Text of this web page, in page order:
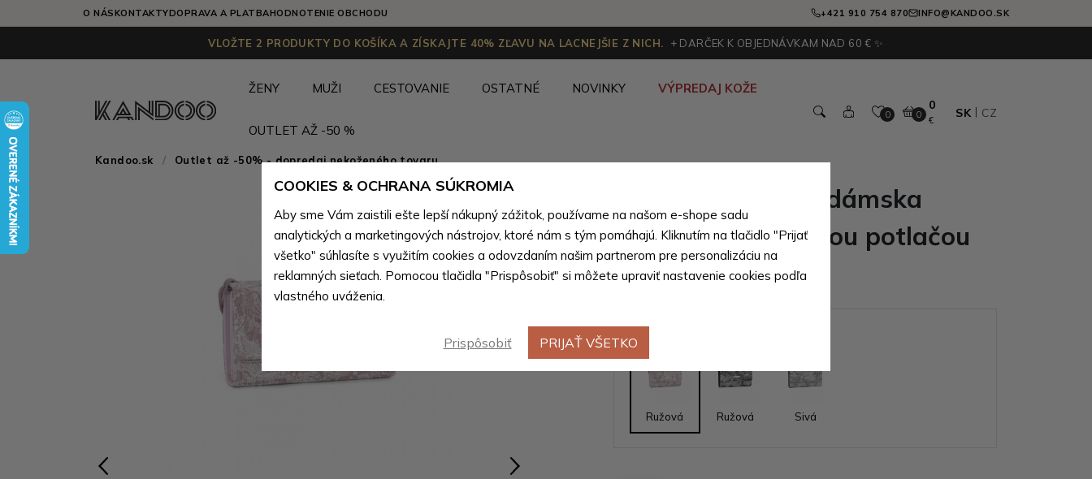
O NÁSKONTAKTYDOPRAVA A PLATBAHODNOTENIE OBCHODU +421 910 754 870 INFO@KANDOO.SK
VLOŽTE 2 PRODUKTY DO KOŠÍKA A ZÍSKAJTE 40% ZĽAVU NA LACNEJŠIE Z NICH. + DARČEK K OBJEDNÁVKAM NAD 60 € ✨
ŽENY MUŽI CESTOVANIE OSTATNÉ NOVINKY VÝPREDAJ KOŽE
OUTLET AŽ -50 %
0 0
0
€
SK CZ
Kandoo.sk Outlet až -50% - dopredaj nekoženého tovaru
Ružová klopnová dámska
peňaženka s jemnou potlačou
Sairen
Farebné varianty
Ružová Ružová Sivá
COOKIES & OCHRANA SÚKROMIA
Aby sme Vám zaistili ešte lepší nákupný zážitok, používame na našom e-shope sadu
analytických a marketingových nástrojov, ktoré nám s tým pomáhajú. Kliknutím na tlačidlo "Prijať
všetko" súhlasíte s využitím cookies a odovzdaním našim partnerom pre personalizáciu na
reklamných sieťach. Pomocou tlačidla "Prispôsobiť" si môžete upraviť nastavenie cookies podľa
vlastného uváženia.
Prispôsobiť PRIJAŤ VŠETKO